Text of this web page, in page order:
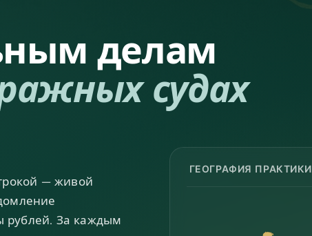
делам
судах
— живой
рублей. За каждым
ГЕОГРАФИЯ ПРАКТИКИ